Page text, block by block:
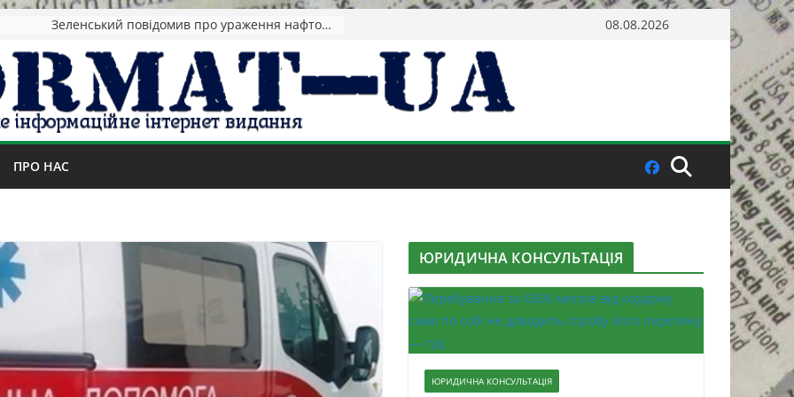
Зеленський повідомив про ураження нафтозаводів РФ за понад 1300 км від фронту 08.08.2026
ПРО НАС
ЮРИДИЧНА КОНСУЛЬТАЦІЯ
ЮРИДИЧНА КОНСУЛЬТАЦІЯ